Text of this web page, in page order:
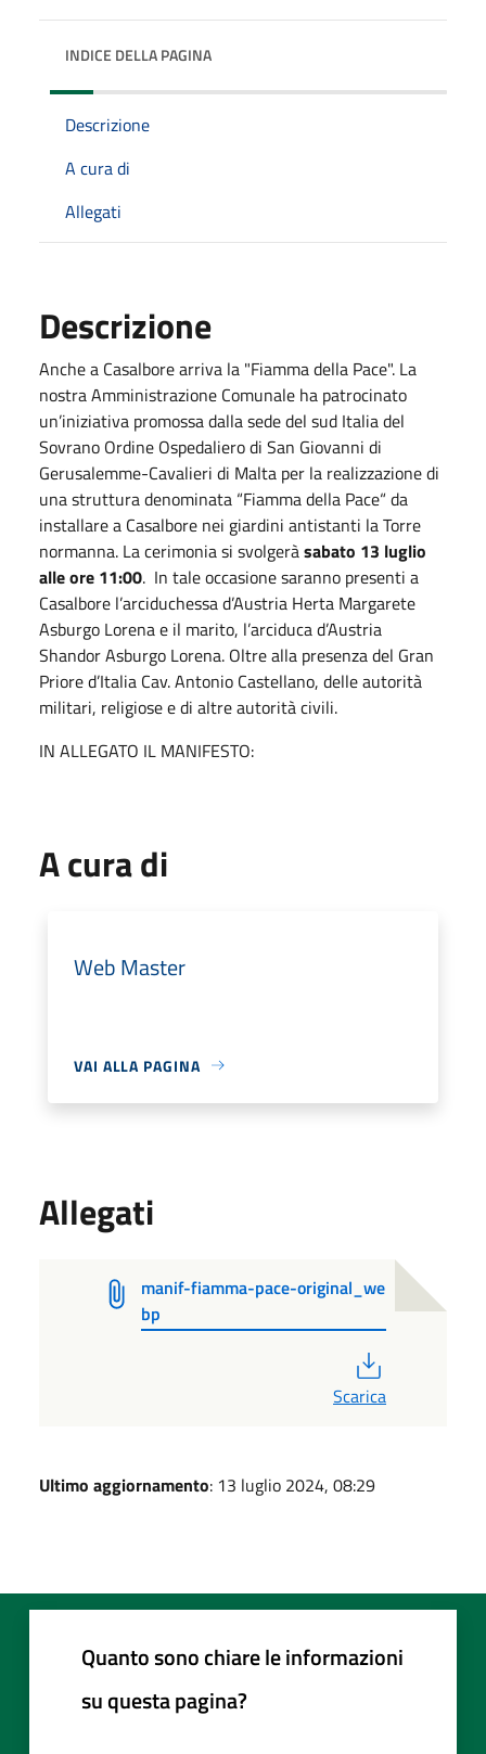
INDICE DELLA PAGINA
Descrizione
A cura di
Allegati
Descrizione
Anche a Casalbore arriva la "Fiamma della Pace". La
nostra Amministrazione Comunale ha patrocinato
un’iniziativa promossa dalla sede del sud Italia del
Sovrano Ordine Ospedaliero di San Giovanni di
Gerusalemme-Cavalieri di Malta per la realizzazione di
una struttura denominata “Fiamma della Pace“ da
installare a Casalbore nei giardini antistanti la Torre
normanna. La cerimonia si svolgeràsabato 13 luglio
alle ore 11:00. In tale occasione saranno presenti a
Casalbore l’arciduchessa d’Austria Herta Margarete
Asburgo Lorena e il marito, l’arciduca d’Austria
Shandor Asburgo Lorena. Oltre alla presenza del Gran
Priore d’Italia Cav. Antonio Castellano, delle autorità
militari, religiose e di altre autorità civili.
IN ALLEGATO IL MANIFESTO:
A cura di
Web Master
VAI ALLA PAGINA
Allegati
manif-fiamma-pace-original_we
bp
Scarica
Ultimo aggiornamento: 13 luglio 2024, 08:29
Quanto sono chiare le informazioni
su questa pagina?